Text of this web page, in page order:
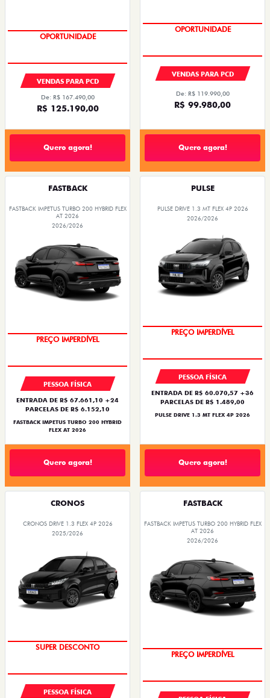
OPORTUNIDADE
VENDAS PARA PCD
De: R$ 167.490,00
R$ 125.190,00
Quero agora!
OPORTUNIDADE
VENDAS PARA PCD
De: R$ 119.990,00
R$ 99.980,00
Quero agora!
FASTBACK
FASTBACK IMPETUS TURBO 200 HYBRID FLEX
AT 2026
2026/2026
PREÇO IMPERDÍVEL
PESSOA FÍSICA
ENTRADA DE R$ 67.661,10 +24
PARCELAS DE R$ 6.152,10
FASTBACK IMPETUS TURBO 200 HYBRID
FLEX AT 2026
Quero agora!
PULSE
PULSE DRIVE 1.3 MT FLEX 4P 2026
2026/2026
PREÇO IMPERDÍVEL
PESSOA FÍSICA
ENTRADA DE R$ 60.070,57 +36
PARCELAS DE R$ 1.489,00
PULSE DRIVE 1.3 MT FLEX 4P 2026
Quero agora!
CRONOS
CRONOS DRIVE 1.3 FLEX 4P 2026
2025/2026
SUPER DESCONTO
PESSOA FÍSICA
FASTBACK
FASTBACK IMPETUS TURBO 200 HYBRID FLEX
AT 2026
2026/2026
PREÇO IMPERDÍVEL